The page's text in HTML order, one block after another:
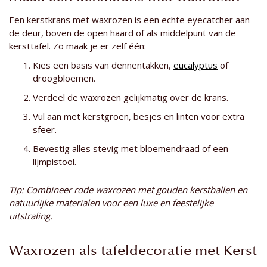
Een kerstkrans met waxrozen is een echte eyecatcher aan
de deur, boven de open haard of als middelpunt van de
kersttafel. Zo maak je er zelf één:
Kies een basis van dennentakken, eucalyptus of
droogbloemen.
Verdeel de waxrozen gelijkmatig over de krans.
Vul aan met kerstgroen, besjes en linten voor extra
sfeer.
Bevestig alles stevig met bloemendraad of een
lijmpistool.
Tip: Combineer rode waxrozen met gouden kerstballen en
natuurlijke materialen voor een luxe en feestelijke
uitstraling.
Waxrozen als tafeldecoratie met Kerst